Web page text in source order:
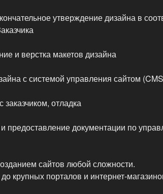
утверждение дизайна в
и верстка макетов дизайна
с системой управления сайтом
отладка
предоставление документации по
сайтов любой сложности.
крупных порталов и интернет-